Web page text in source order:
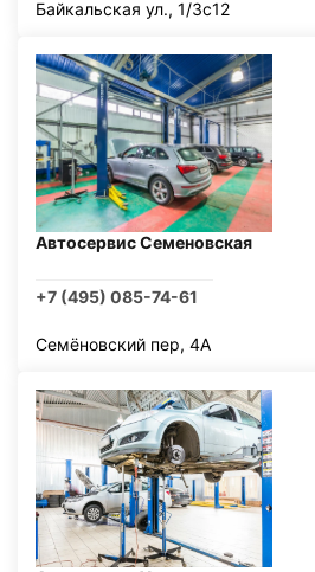
Байкальская ул., 1/3с12
Автосервис Семеновская
+7 (495) 085-74-61
Семёновский пер, 4А